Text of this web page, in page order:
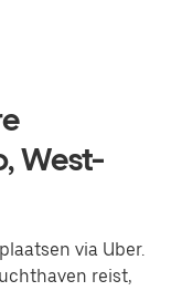
West-
via Uber.
reist,